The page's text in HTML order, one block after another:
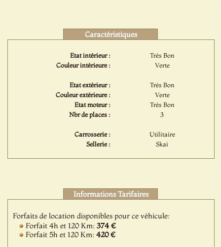
Caractéristiques
Etat intérieur :
Très Bon
Couleur intérieure :
Verte
Etat extérieur :
Très Bon
Couleur extérieure :
Verte
Etat moteur :
Très Bon
Nbr de places :
3
Carrosserie :
Utilitaire
Sellerie :
Skai
Informations Tarifaires
Forfaits de location disponibles pour ce véhicule:
Forfait 4h et 120 Km:374 €
Forfait 5h et 120 Km:420 €